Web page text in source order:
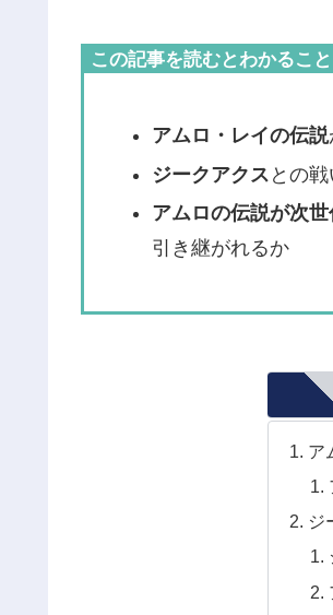
この記事を読むとわかること
アムロ・レイの伝説
ジークアクス との
アムロの伝説が次
引き継がれるか
ア
ジ